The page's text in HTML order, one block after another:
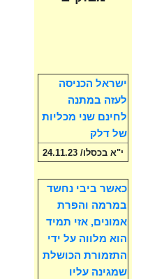
ישראל הכניסה
לעזה במתנה
לחינם שני מכליות
של דלק
י"א בכסלו/ 24.11.23
כאשר ביבי נחשד
במרמה והפרת
אמונים, אזי תמיד
הוא מלווה על ידי
התזמורת הכושלת
שמגינה עליו